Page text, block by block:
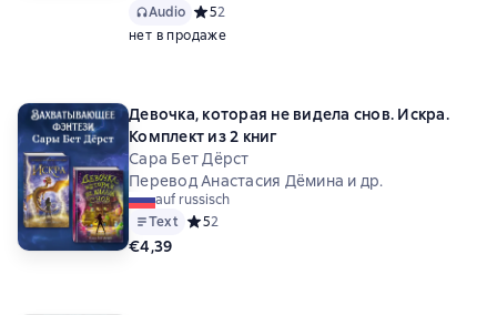
Audio Средний рейтинг 5 на основе 2 оценок
52
нет в продаже
Девочка, которая не видела снов. Искра.
Комплект из 2 книг
Сара Бет Дёрст
Перевод Анастасия Дёмина и др.
auf russisch
Text Средний рейтинг 5 на основе 2 оценок
52
€4,39